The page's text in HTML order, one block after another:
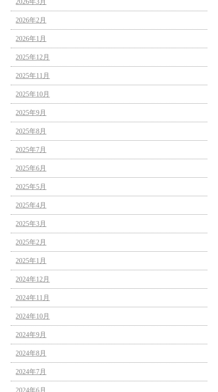
2026年3月
2026年2月
2026年1月
2025年12月
2025年11月
2025年10月
2025年9月
2025年8月
2025年7月
2025年6月
2025年5月
2025年4月
2025年3月
2025年2月
2025年1月
2024年12月
2024年11月
2024年10月
2024年9月
2024年8月
2024年7月
2024年6月